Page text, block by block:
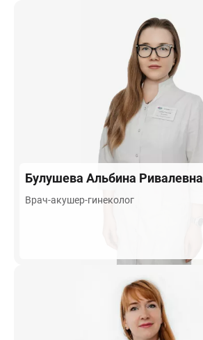
Булушева Альбина Ривалевна
Врач-акушер-гинеколог